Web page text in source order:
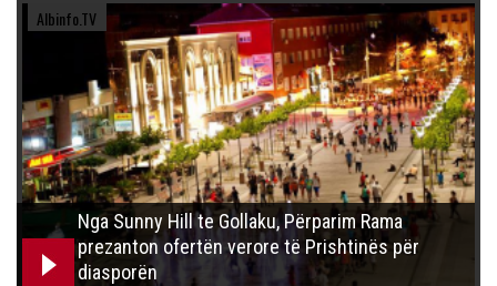
Albinfo.TV
Nga Sunny Hill te Gollaku, Përparim Rama
prezanton ofertën verore të Prishtinës për
diasporën